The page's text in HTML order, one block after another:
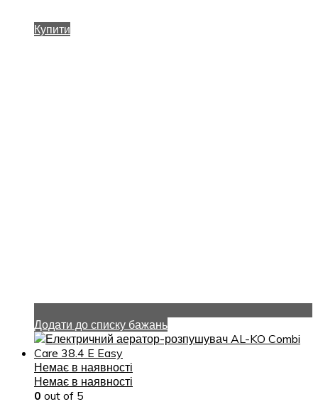
Купити
Додати до списку бажань
Немає в наявності
Немає в наявності
0 out of 5